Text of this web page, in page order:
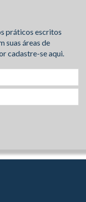
práticos escritos
suas áreas de
cadastre-se aqui.